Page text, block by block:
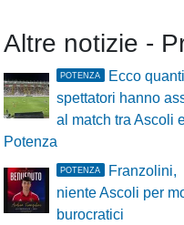
Altre notizie -
POTENZA
Ecco quanti
spettatori hanno
al match tra Ascoli
Potenza
POTENZA
Franzolini,
niente Ascoli per
burocratici